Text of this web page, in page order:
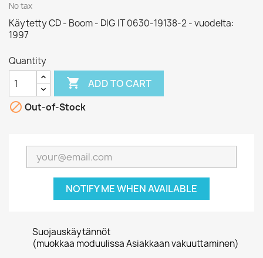
No tax
Käytetty CD - Boom - DIG IT 0630-19138-2 - vuodelta:
1997
Quantity
 ADD TO CART
 Out-of-Stock
NOTIFY ME WHEN AVAILABLE
Suojauskäytännöt
(muokkaa moduulissa Asiakkaan vakuuttaminen)